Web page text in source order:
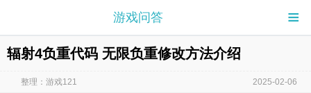
≡
游戏问答
辐射4负重代码 无限负重修改方法介绍
整理：游戏121 2025-02-06